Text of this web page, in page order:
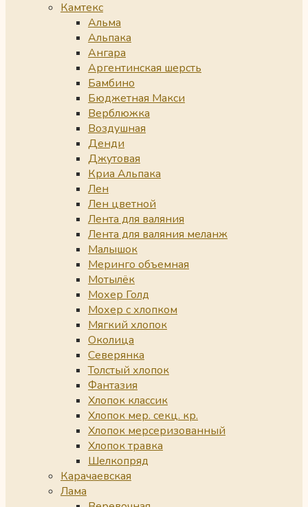
Камтекс
Альма
Альпака
Ангара
Аргентинская шерсть
Бамбино
Бюджетная Макси
Верблюжка
Воздушная
Денди
Джутовая
Криа Альпака
Лен
Лен цветной
Лента для валяния
Лента для валяния меланж
Малышок
Меринго объемная
Мотылёк
Мохер Голд
Мохер с хлопком
Мягкий хлопок
Околица
Северянка
Толстый хлопок
Фантазия
Хлопок классик
Хлопок мер. секц. кр.
Хлопок мерсеризованный
Хлопок травка
Шелкопряд
Карачаевская
Лама